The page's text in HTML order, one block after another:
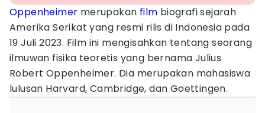
Oppenheimer merupakan film biografi sejarah
Amerika Serikat yang resmi rilis di Indonesia pada
19 Juli 2023. Film ini mengisahkan tentang seorang
ilmuwan fisika teoretis yang bernama Julius
Robert Oppenheimer. Dia merupakan mahasiswa
lulusan Harvard, Cambridge, dan Goettingen.